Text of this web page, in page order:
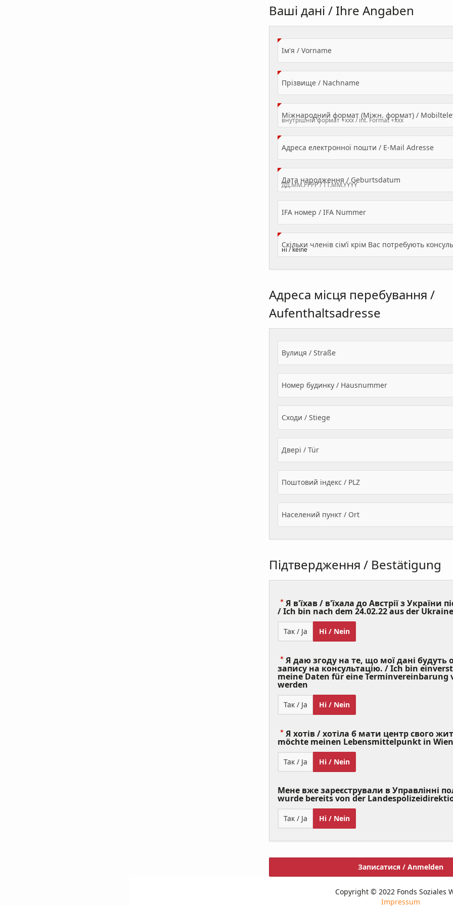
Ваші дані / Ihre Angaben
Ім'я / Vorname(Value Required)
Прізвище / Nachname(Value Required)
Міжнародний формат (Міжн. формат) /
Адреса електронної пошти / E-Mail Adresse
Дата народження / Geburtsdatum
IFA номер / IFA Nummer
Адреса місця перебування /
Aufenthaltsadresse
Вулиця / Straße
Номер будинку / Hausnummer
Сходи / Stiege
Двері / Tür
Поштовий індекс / PLZ
Населений пункт / Ort
Підтвердження / Bestätigung
Я в'їхав / в'їхала до Австрії з України
/ Ich bin nach dem 24.02.22 aus der
Так / Ja Ні / Nein
Я даю згоду на те, що мої дані будуть
запису на консультацію. / Ich bin
meine Daten für eine Terminvereinbarung
werden
Required)
Так / Ja Ні / Nein
Я хотів / хотіла б мати центр свого
möchte meinen Lebensmittelpunkt in
Так / Ja Ні / Nein
Мене вже зареєстрували в Управлінні
wurde bereits von der
Так / Ja Ні / Nein
Записатися / Anmelden
Copyright © 2022 Fonds Soziales
Impressum